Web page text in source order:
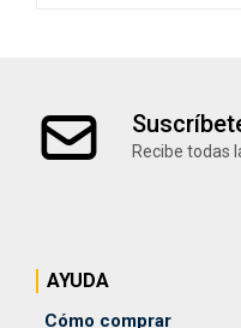
Recibe todas
AYUDA
Cómo comprar